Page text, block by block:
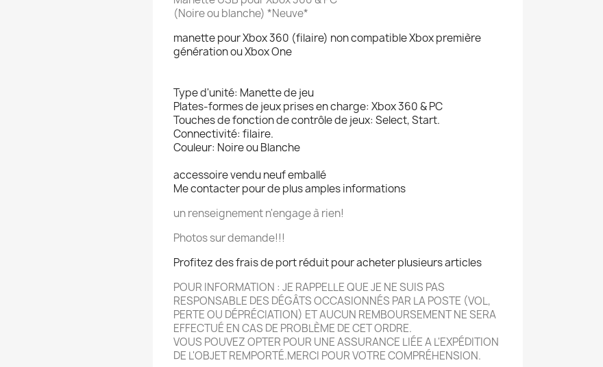
(Noire ou blanche) *Neuve*
manette pour Xbox 360 (filaire) non compatible Xbox première
génération ou Xbox One
Type d'unité: Manette de jeu
Plates-formes de jeux prises en charge: Xbox 360 & PC
Touches de fonction de contrôle de jeux: Select, Start.
Connectivité: filaire.
Couleur: Noire ou Blanche
accessoire vendu neuf emballé
Me contacter pour de plus amples informations
un renseignement n'engage à rien!
Photos sur demande!!!
Profitez des frais de port réduit pour acheter plusieurs articles
POUR INFORMATION : JE RAPPELLE QUE JE NE SUIS PAS
RESPONSABLE DES DÉGÂTS OCCASIONNÉS PAR LA POSTE (VOL,
PERTE OU DÉPRÉCIATION) ET AUCUN REMBOURSEMENT NE SERA
EFFECTUÉ EN CAS DE PROBLÈME DE CET ORDRE.
VOUS POUVEZ OPTER POUR UNE ASSURANCE LIÉE A L'EXPÉDITION
DE L'OBJET REMPORTÉ.MERCI POUR VOTRE COMPRÉHENSION.